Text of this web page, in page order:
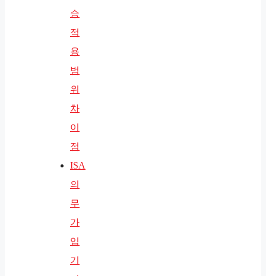
승
적
용
범
위
차
이
점
ISA
의
무
가
입
기